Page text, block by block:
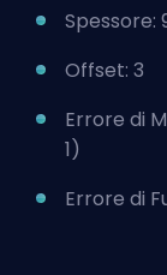
Spessore:
Offset: 3
Errore di
1)
Errore di